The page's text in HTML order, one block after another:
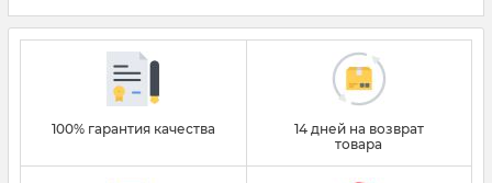
100% гарантия качества
14 дней на возврат
товара